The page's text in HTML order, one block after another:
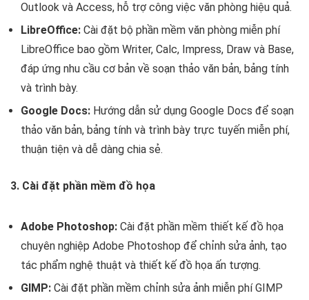
Outlook và Access, hỗ trợ công việc văn phòng hiệu quả.
LibreOffice: Cài đặt bộ phần mềm văn phòng miễn phí
LibreOffice bao gồm Writer, Calc, Impress, Draw và Base,
đáp ứng nhu cầu cơ bản về soạn thảo văn bản, bảng tính
và trình bày.
Google Docs: Hướng dẫn sử dụng Google Docs để soạn
thảo văn bản, bảng tính và trình bày trực tuyến miễn phí,
thuận tiện và dễ dàng chia sẻ.
3. Cài đặt phần mềm đồ họa
Adobe Photoshop: Cài đặt phần mềm thiết kế đồ họa
chuyên nghiệp Adobe Photoshop để chỉnh sửa ảnh, tạo
tác phẩm nghệ thuật và thiết kế đồ họa ấn tượng.
GIMP: Cài đặt phần mềm chỉnh sửa ảnh miễn phí GIMP